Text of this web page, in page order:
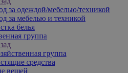
за одеждой/мебелью/техникой
за мебелью и техникой
белья
группа
группа
средства
вещей